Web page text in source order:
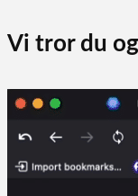
Vi tror du